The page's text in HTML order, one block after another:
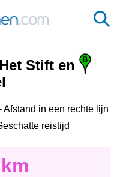
Stift en
Afstand in een rechte lijn
reistijd